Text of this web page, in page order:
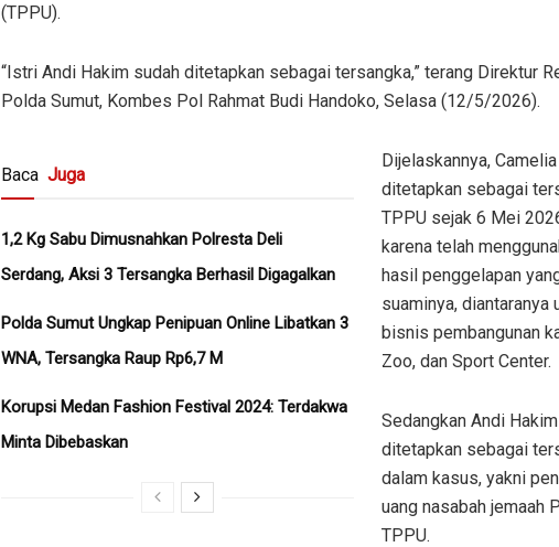
(TPPU).
“Istri Andi Hakim sudah ditetapkan sebagai tersangka,” terang Direktur
Polda Sumut, Kombes Pol Rahmat Budi Handoko, Selasa (12/5/2026).
Baca Juga
1,2 Kg Sabu Dimusnahkan Polresta Deli
Serdang, Aksi 3 Tersangka Berhasil Digagalkan
Polda Sumut Ungkap Penipuan Online Libatkan 3
WNA, Tersangka Raup Rp6,7 M
Korupsi Medan Fashion Festival 2024: Terdakwa
Minta Dibebaskan
Dijelaskannya,
ditetapkan sebagai
TPPU sejak 6 Mei
karena telah
hasil penggelapan
suaminya, diantaranya
bisnis pembangunan
Zoo, dan Sport Center.
Sedangkan Andi Hakim
ditetapkan sebagai
dalam kasus, yakni
uang nasabah jemaah
TPPU.